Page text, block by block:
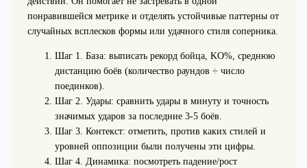
понравившейся метрике и отделять устойчивые паттерны от
случайных всплесков формы или удачного стиля соперника.
Шаг 1. База: выписать рекорд бойца, KO%, среднюю
дистанцию боёв (количество раундов ÷ число
поединков).
Шаг 2. Удары: сравнить удары в минуту и точность
значимых ударов за последние 3-5 боёв.
Шаг 3. Контекст: отметить, против каких стилей и
уровней оппозиции были получены эти цифры.
Шаг 4. Динамика: посмотреть падение/рост